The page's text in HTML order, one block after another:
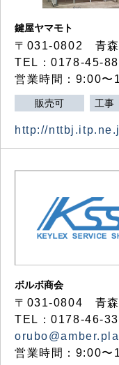
鍵屋ヤマモト
〒031-0802 青森
TEL：0178-45-
営業時間：9:00〜
販売可 工事
http://
ボルボ商会
〒031-0804 青森
TEL：0178-46-
営業時間：9:00〜